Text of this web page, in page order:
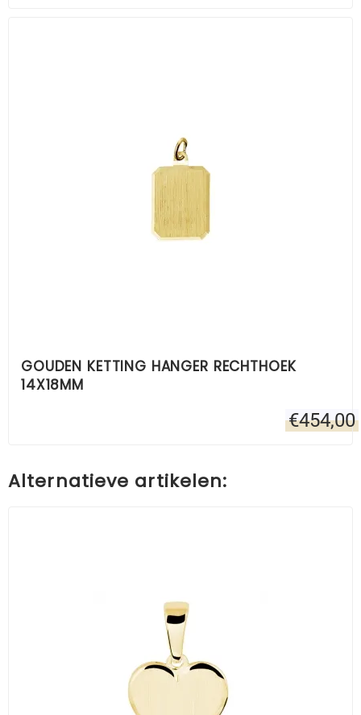
GOUDEN KETTING HANGER RECHTHOEK
14X18MM
€454,00
Alternatieve artikelen: